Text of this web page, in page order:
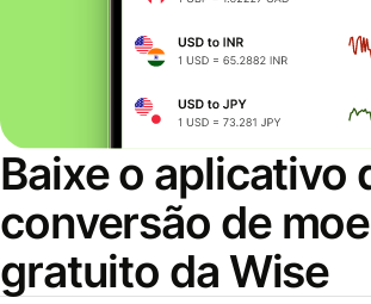
Baixe o aplicativo
conversão de
gratuito da Wise